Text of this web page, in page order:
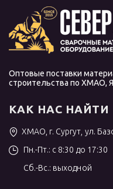
Оптовые поставки
строительства по ХМАО,
КАК НАС НАЙТИ
ХМАО, г. Сургут, ул.
Пн.-Пт.: с 8:30 до 17:30
Сб.-Вс.: выходной